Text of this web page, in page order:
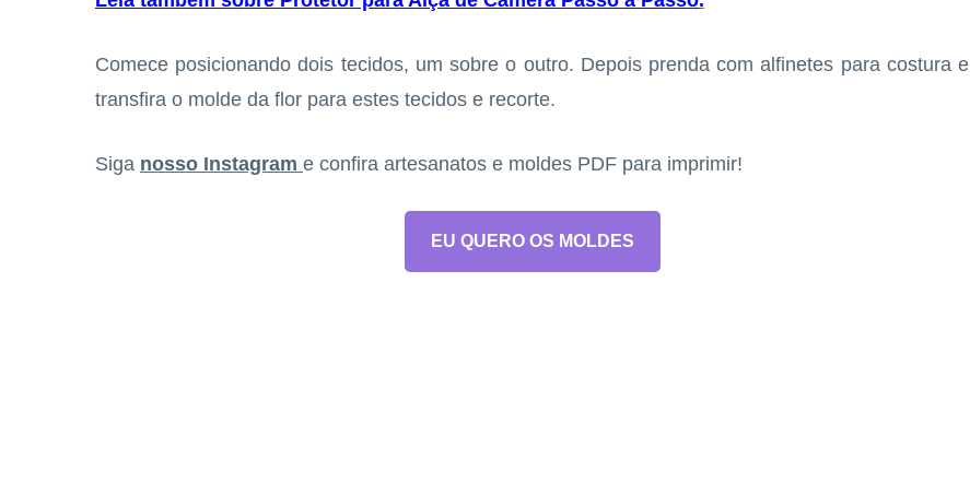
Comece posicionando dois tecidos, um sobre o outro. Depois prenda com alfinetes para costura e
transfira o molde da flor para estes tecidos e recorte.
Siga nosso Instagram e confira artesanatos e moldes PDF para imprimir!
EU QUERO OS MOLDES